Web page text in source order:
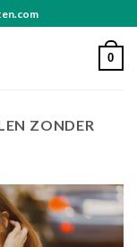
0
ZONDER